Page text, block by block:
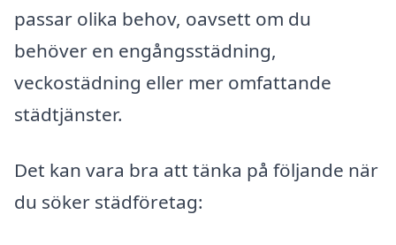
passar olika behov, oavsett om du
behöver en engångsstädning,
veckostädning eller mer omfattande
städtjänster.
Det kan vara bra att tänka på följande när
du söker städföretag: